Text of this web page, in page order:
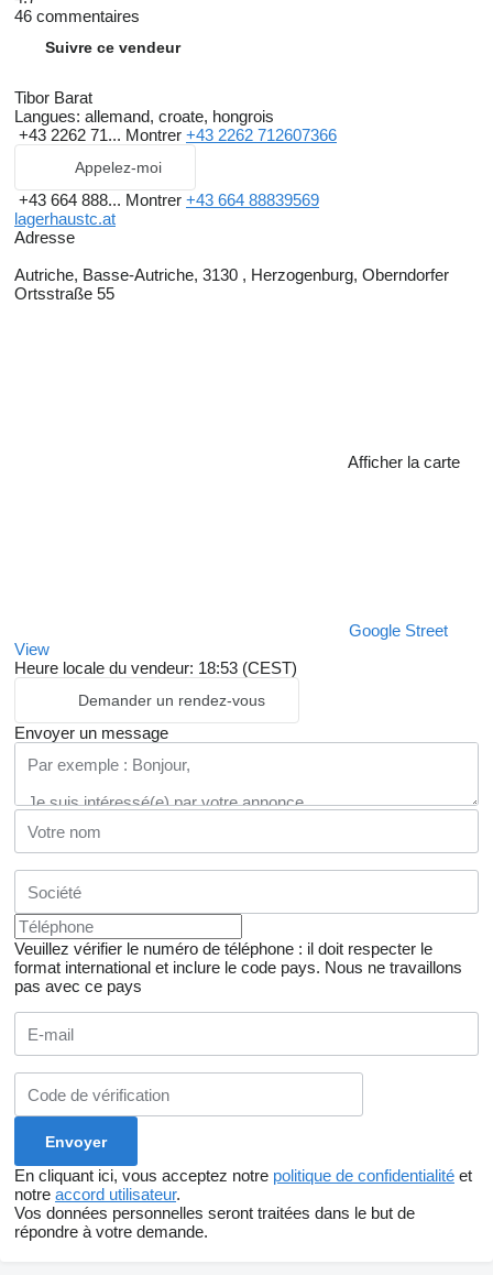
46 commentaires
Suivre ce vendeur
Tibor Barat
Langues: allemand, croate, hongrois
+43 2262 71... Montrer +43 2262 712607366
Appelez-moi
+43 664 888... Montrer +43 664 88839569
lagerhaustc.at
Adresse
Autriche, Basse-Autriche, 3130 , Herzogenburg, Oberndorfer
Ortsstraße 55
Afficher la carte
Google Street
View
Heure locale du vendeur: 18:53 (CEST)
Demander un rendez-vous
Envoyer un message
Veuillez vérifier le numéro de téléphone : il doit respecter le
format international et inclure le code pays. Nous ne travaillons
pas avec ce pays
En cliquant ici, vous acceptez notre politique de confidentialité et
notre accord utilisateur.
Vos données personnelles seront traitées dans le but de
répondre à votre demande.